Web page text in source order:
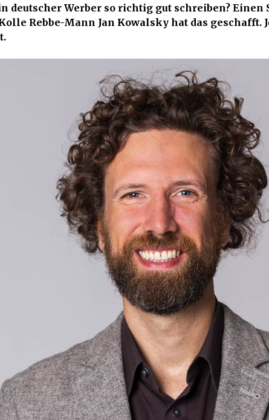
deutscher Werber so richtig gut schreiben? Einen
Rebbe-Mann Jan Kowalsky hat das geschafft.